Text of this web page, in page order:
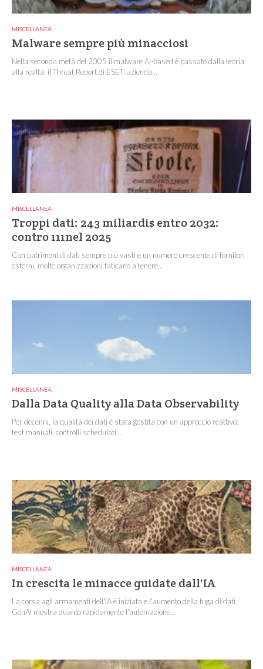
MISCELLANEA
Malware sempre più minacciosi
Nella seconda metà del 2005 il malware AI-based è passato dalla teoria
alla realtà: il Threat Report di ESET, azienda...
MISCELLANEA
Troppi dati: 243 miliardi$ entro 2032:
contro 111nel 2025
Con patrimoni di dati sempre più vasti e un numero crescente di fornitori
esterni, molte organizzazioni faticano a tenere...
MISCELLANEA
Dalla Data Quality alla Data Observability
Per decenni, la qualità dei dati è stata gestita con un approccio reattivo:
test manuali, controlli schedulati...
MISCELLANEA
In crescita le minacce guidate dall'IA
La corsa agli armamenti dell'IA è iniziata e l'aumento della fuga di dati
GenAI mostra quanto rapidamente l'automazione...